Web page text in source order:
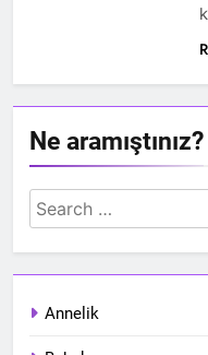
Ne aramıştınız?
Search
for:
Annelik